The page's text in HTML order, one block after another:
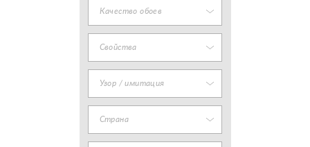
Качество обоев
Свойства
Узор / имитация
Страна